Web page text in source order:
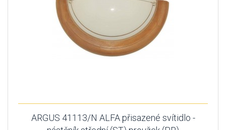
ARGUS 41113/N ALFA přisazené svítidlo -